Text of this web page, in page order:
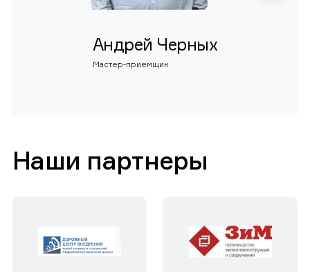
Андрей Черных
Мастер-приемщик
Наши партнеры